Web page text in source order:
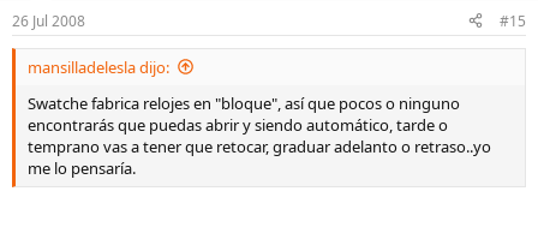
26 Jul 2008 #15
mansilladelesla dijo:
Swatche fabrica relojes en "bloque", así que pocos o ninguno
encontrarás que puedas abrir y siendo automático, tarde o
temprano vas a tener que retocar, graduar adelanto o retraso..yo
me lo pensaría.